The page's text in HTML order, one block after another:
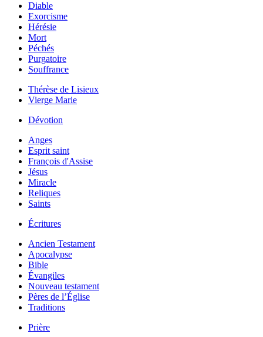
Diable
Exorcisme
Hérésie
Mort
Péchés
Purgatoire
Souffrance
Thérèse de Lisieux
Vierge Marie
Dévotion
Anges
Esprit saint
François d'Assise
Jésus
Miracle
Reliques
Saints
Écritures
Ancien Testament
Apocalypse
Bible
Évangiles
Nouveau testament
Pères de l’Église
Traditions
Prière